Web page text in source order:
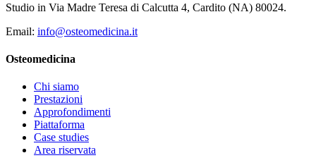
Studio in Via Madre Teresa di Calcutta 4, Cardito (NA) 80024.
Email: info@osteomedicina.it
Osteomedicina
Chi siamo
Prestazioni
Approfondimenti
Piattaforma
Case studies
Area riservata